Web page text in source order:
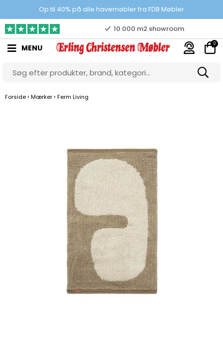
Op til 40% på alle havemøbler fra FDB Møbler
Prisgaranti
10.000 m2 showroom
Gratis & gode parkeringsforhold
MENU 0
Forside › Mærker › Ferm Living